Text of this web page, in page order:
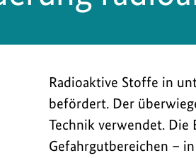
Radioaktive Stoffe in
befördert. Der
Technik verwendet.
Gefahrgutbereichen –